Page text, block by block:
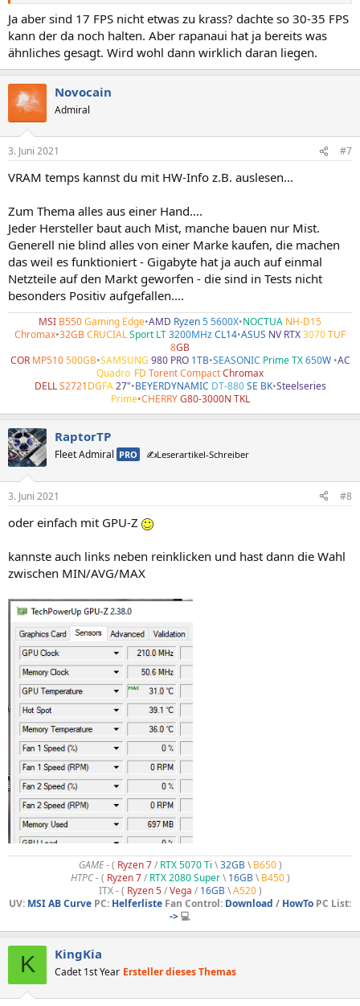
Ja aber sind 17 FPS nicht etwas zu krass? dachte so 30-35 FPS
kann der da noch halten. Aber rapanaui hat ja bereits was
ähnliches gesagt. Wird wohl dann wirklich daran liegen.
Novocain
Admiral
3. Juni 2021 #7
VRAM temps kannst du mit HW-Info z.B. auslesen...
Zum Thema alles aus einer Hand....
Jeder Hersteller baut auch Mist, manche bauen nur Mist.
Generell nie blind alles von einer Marke kaufen, die machen
das weil es funktioniert - Gigabyte hat ja auch auf einmal
Netzteile auf den Markt geworfen - die sind in Tests nicht
besonders Positiv aufgefallen....
MSI B550Gaming Edge•AMD Ryzen5 5600X•NOCTUA NH-D15
Chromax•32GBCRUCIALSport LT3200MHzCL14•ASUS NV RTX3070TUF
8GB
COR MP510 500GB•SAMSUNG 980 PRO 1TB•SEASONIC Prime TX 650W•AC
Quadro FD Torent CompactChromax
DELL S2721DGFA 27"•BEYERDYNAMIC DT-880SE BK•Steelseries
Prime•CHERRY G80-3000N TKL
RaptorTP
Fleet Admiral PRO ✍️Leserartikel-Schreiber
3. Juni 2021 #8
oder einfach mit GPU-Z
kannste auch links neben reinklicken und hast dann die Wahl
zwischen MIN/AVG/MAX
GAME- ( Ryzen 7/ RTX 5070 Ti \32GB\ B650)
HTPC -( Ryzen 7/ RTX 2080 Super\ 16GB\ B450)
ITX - ( Ryzen 5/Vega / 16GB\A520)
UV: MSI AB Curve PC: Helferliste Fan Control: Download / HowTo PC List:
->💻
K KingKia
Cadet 1st Year Ersteller dieses Themas